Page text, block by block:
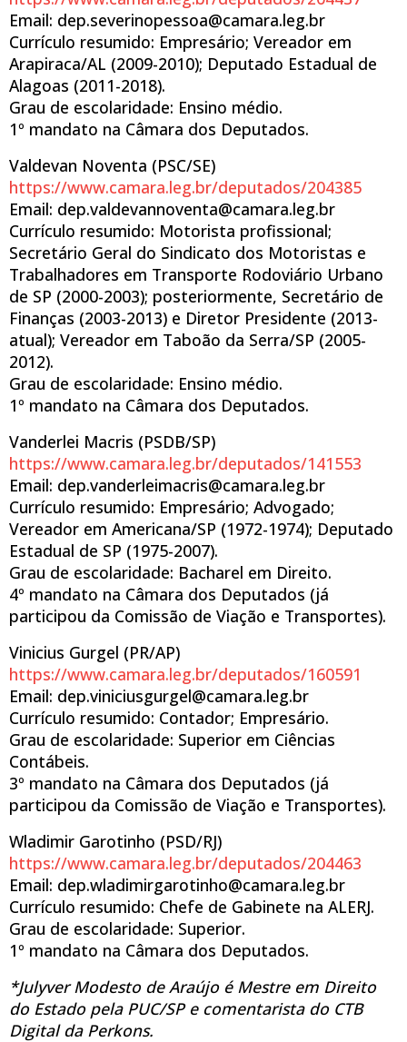
Email: dep.severinopessoa@camara.leg.br
Currículo resumido: Empresário; Vereador em
Arapiraca/AL (2009-2010); Deputado Estadual de
Alagoas (2011-2018).
Grau de escolaridade: Ensino médio.
1º mandato na Câmara dos Deputados.
Valdevan Noventa (PSC/SE)
https://www.camara.leg.br/deputados/204385
Email: dep.valdevannoventa@camara.leg.br
Currículo resumido: Motorista profissional;
Secretário Geral do Sindicato dos Motoristas e
Trabalhadores em Transporte Rodoviário Urbano
de SP (2000-2003); posteriormente, Secretário de
Finanças (2003-2013) e Diretor Presidente (2013-
atual); Vereador em Taboão da Serra/SP (2005-
2012).
Grau de escolaridade: Ensino médio.
1º mandato na Câmara dos Deputados.
Vanderlei Macris (PSDB/SP)
https://www.camara.leg.br/deputados/141553
Email: dep.vanderleimacris@camara.leg.br
Currículo resumido: Empresário; Advogado;
Vereador em Americana/SP (1972-1974); Deputado
Estadual de SP (1975-2007).
Grau de escolaridade: Bacharel em Direito.
4º mandato na Câmara dos Deputados (já
participou da Comissão de Viação e Transportes).
Vinicius Gurgel (PR/AP)
https://www.camara.leg.br/deputados/160591
Email: dep.viniciusgurgel@camara.leg.br
Currículo resumido: Contador; Empresário.
Grau de escolaridade: Superior em Ciências
Contábeis.
3º mandato na Câmara dos Deputados (já
participou da Comissão de Viação e Transportes).
Wladimir Garotinho (PSD/RJ)
https://www.camara.leg.br/deputados/204463
Email: dep.wladimirgarotinho@camara.leg.br
Currículo resumido: Chefe de Gabinete na ALERJ.
Grau de escolaridade: Superior.
1º mandato na Câmara dos Deputados.
*Julyver Modesto de Araújo é Mestre em Direito
do Estado pela PUC/SP e comentarista do CTB
Digital da Perkons.